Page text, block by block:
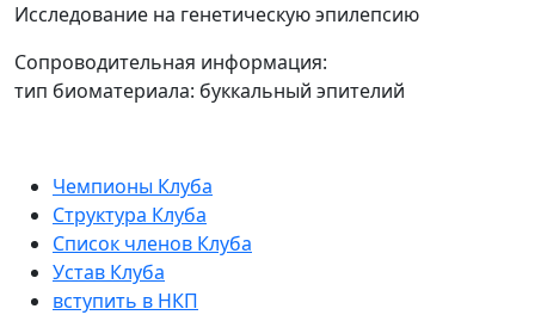
Исследование на генетическую эпилепсию
Сопроводительная информация:
тип биоматериала: буккальный эпителий
Чемпионы Клуба
Структура Клуба
Список членов Клуба
Устав Клуба
вступить в НКП